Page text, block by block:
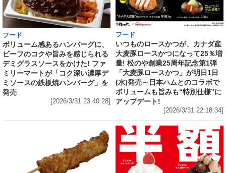
フード
ボリューム感あるハンバーグに、
ビーフのコクや旨みを感じられる
デミグラスソースをかけた! ファ
ミリーマートが「コク深い濃厚デ
ミソースの鉄板焼ハンバーグ」を
発売
[2026/3/31 23:40:28]
フード
いつものロースかつが、カナダ産
大麦豚ロースかつになって25％増
量! 松のや創業25周年記念第1弾
「大麦豚ロースかつ」が明日1日
(水)発売～日本ハムとのコラボで
ボリュームも旨みも“特別仕様”に
アップデート!
[2026/3/31 22:18:34]